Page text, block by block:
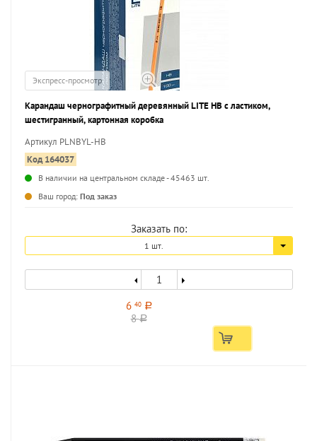
Экспресс-просмотр
Карандаш чернографитный деревянный LITE НВ с ластиком,
шестигранный, картонная коробка
Артикул PLNBYL-HB
Код 164037
В наличии на центральном складе - 45463 шт.
Ваш город: Под заказ
Заказать по:
1 шт.
6 40 a
8a